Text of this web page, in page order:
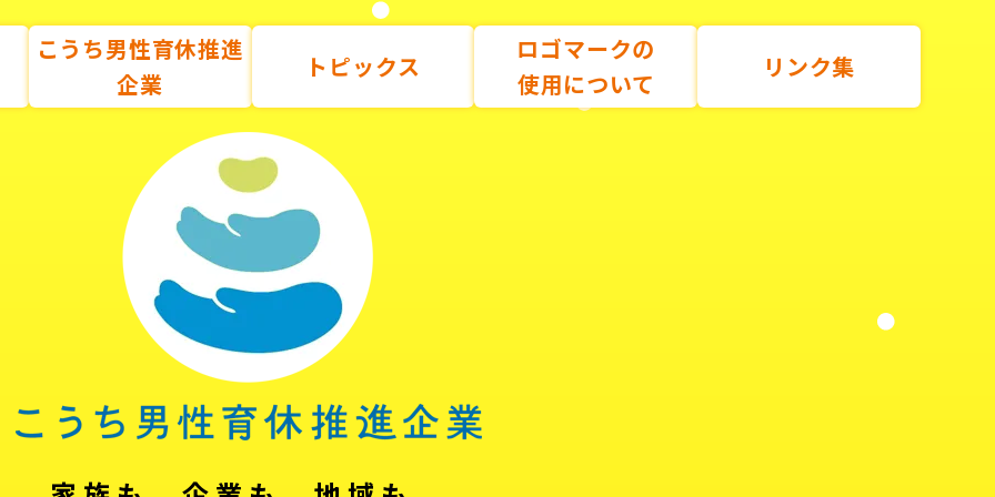
こうち男性育休推進
企業
トピックス
ロゴマークの
使用について
リンク集